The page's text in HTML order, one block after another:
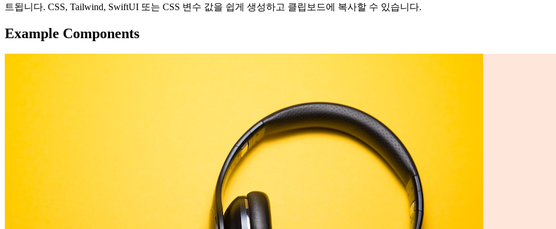
트됩니다. CSS, Tailwind, SwiftUI 또는 CSS 변수 값을 쉽게 생성하고 클립보드에 복사할 수 있습니다.
Example Components